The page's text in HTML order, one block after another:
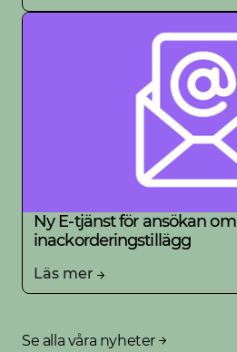
Ny E-tjänst för ansökan om
inackorderingstillägg
Läs mer
Se alla våra nyheter